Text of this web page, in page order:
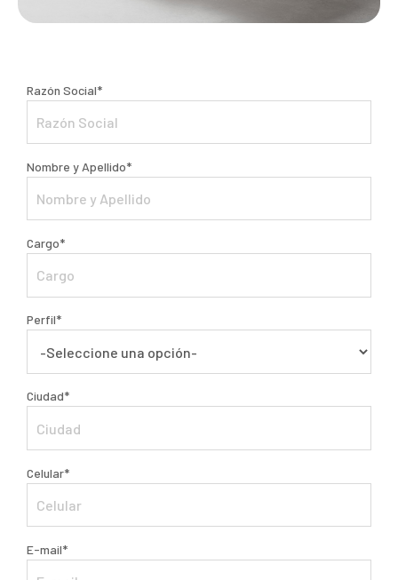
Razón Social*
Nombre y Apellido*
Cargo*
Perfil*
Ciudad*
Celular*
E-mail*